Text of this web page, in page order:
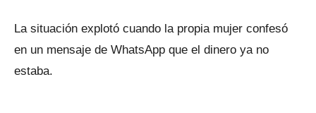
La situación explotó cuando la propia mujer confesó
en un mensaje de WhatsApp que el dinero ya no
estaba.